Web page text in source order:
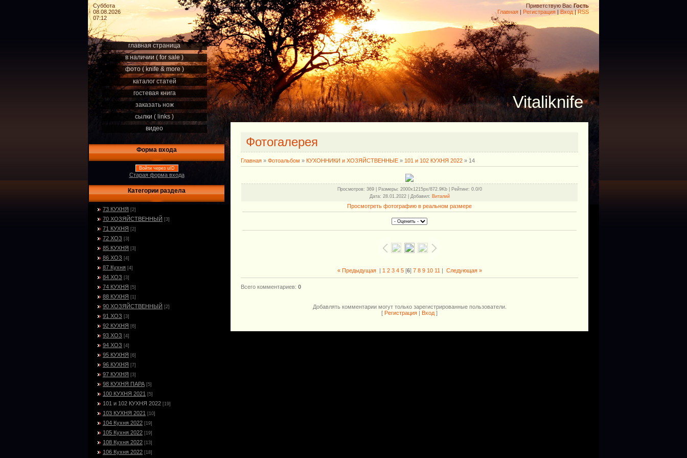
Суббота
08.08.2026
07:12
Приветствую Вас Гость
Главная | Регистрация | Вход|RSS
главная страница
в наличии ( for sale )
фото ( knife & more )
каталог статей
гостевая книга
заказать нож
сылки ( links )
видео
Форма входа
Войти через uID
Старая форма входа
Категории раздела
73 КУХНЯ [2]
70 ХОЗЯЙСТВЕННЫЙ [3]
71 КУХНЯ [2]
72 ХОЗ [3]
85 КУХНЯ [3]
86 ХОЗ [4]
87 Кухня [4]
84 ХОЗ [3]
74 КУХНЯ [5]
88 КУХНЯ [1]
90 ХОЗЯЙСТВЕННЫЙ [2]
91 ХОЗ [3]
92 КУХНЯ [6]
93 ХОЗ [4]
94 ХОЗ [4]
95 КУХНЯ [6]
96 КУХНЯ [7]
97 КУХНЯ [3]
98 КУХНЯ ПАРА [5]
100 КУХНЯ 2021 [5]
101 и 102 КУХНЯ 2022 [19]
103 КУХНЯ 2021 [10]
104 Кухня 2022 [19]
105 Кухня 2022 [19]
108 Кухня 2022 [13]
106 Кухня 2022 [18]
Vitaliknife
Фотогалерея
Главная » Фотоальбом » КУХОННИКИ и ХОЗЯЙСТВЕННЫЕ » 101 и 102 КУХНЯ 2022 » 14
Просмотров: 369 | Размеры: 2000x1215px/872.9Kb | Рейтинг: 0.0/0
Дата: 28.01.2022 | Добавил: Виталий
Просмотреть фотографию в реальном размере
« Предыдущая| 1 2 3 4 5[6] 7 8 9 10 11 | Следующая »
Всего комментариев: 0
Добавлять комментарии могут только зарегистрированные пользователи.
[ Регистрация Вход ]